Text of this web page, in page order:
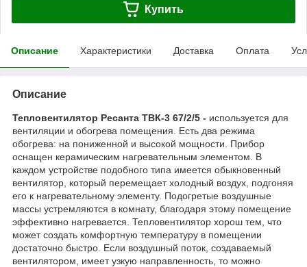
Купить
Описание Характеристики Доставка Оплата
Описание
Тепловентилятор Ресанта ТВК-3 67/2/5 - используется для
вентиляции и обогрева помещения. Есть два режима
обогрева: на пониженной и высокой мощности. Прибор
оснащен керамическим нагревательным элементом. В
каждом устройстве подобного типа имеется обыкновенный
вентилятор, который перемещает холодный воздух, подгоняя
его к нагревательному элементу. Подогретые воздушные
массы устремляются в комнату, благодаря этому помещение
эффективно нагревается. Тепловентилятор хорош тем, что
может создать комфортную температуру в помещении
достаточно быстро. Если воздушный поток, создаваемый
вентилятором, имеет узкую направленность, то можно